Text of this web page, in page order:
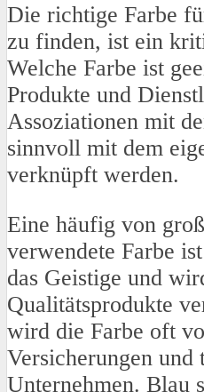
Die richtige Farbe
zu finden, ist ein
Welche Farbe ist
Produkte und
Assoziationen mit
sinnvoll mit dem
verknüpft werden.
Eine häufig von
verwendete Farbe
das Geistige und
Qualitätsprodukte
wird die Farbe oft
Versicherungen und
Unternehmen. Blau